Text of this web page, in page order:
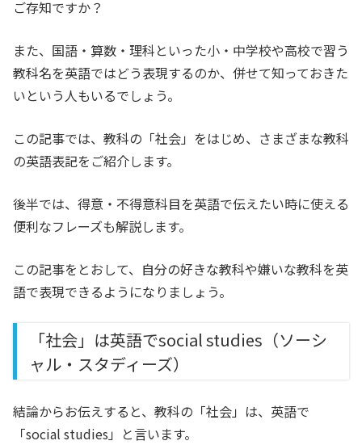
ご存知ですか？
また、国語・算数・理科といった小・中学校や高校で習う
教科名を英語ではどう表現するのか、併せて知っておきた
いという人もいるでしょう。
この記事では、教科の「社会」をはじめ、さまざまな教科
の英語表記をご紹介します。
後半では、得意・不得意科目を英語で伝えたい時に使える
便利なフレーズも解説します。
この記事をとおして、自分の好きな教科や嫌いな教科を英
語で表現できるようになりましょう。
「社会」は英語でsocial studies（ソーシ
ャル・スタディーズ）
結論からお伝えすると、教科の「社会」は、英語で
「social studies」と言います。